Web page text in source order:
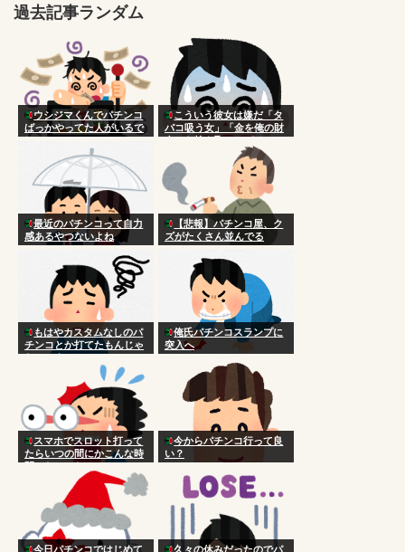
過去記事ランダム
ウシジマくんでパチンコ
ばっかやってた人がいるで
しょ
こういう彼女は嫌だ「タ
バコ吸う女」「金を俺の財
布から抜き取ってパチンコ
する女」「日常的に殴って
くる女」
最近のパチンコって自力
感あるやつないよね
【悲報】パチンコ屋、ク
ズがたくさん並んでる
もはやカスタムなしのパ
チンコとか打てたもんじゃ
ないのよ
俺氏パチンコスランプに
突入へ
スマホでスロット打って
たらいつの間にかこんな時
間になってた
今からパチンコ行って良
い？
今日パチンコではじめて
久々の休みだったのでパ